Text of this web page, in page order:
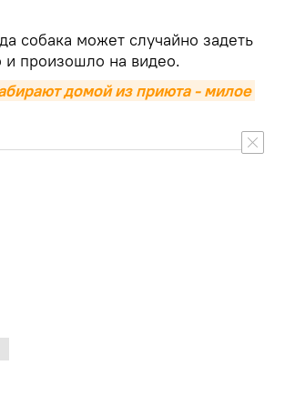
собака может случайно задеть
и произошло на видео.
домой из приюта - милое